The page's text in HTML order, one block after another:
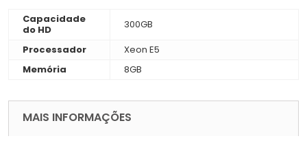
Capacidade
do HD
300GB
Processador
Xeon E5
Memória
8GB
MAIS INFORMAÇÕES